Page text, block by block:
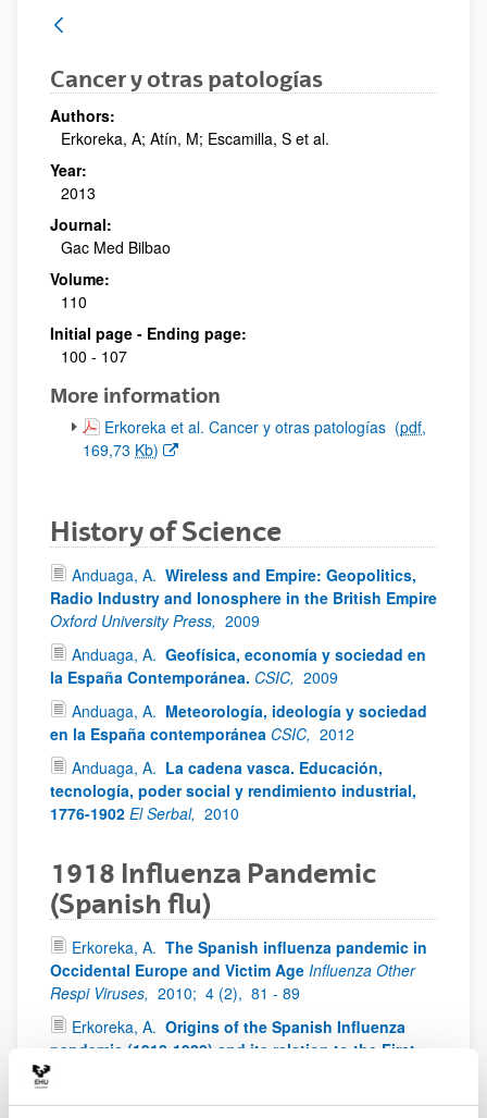
Cancer y otras patologías
Authors:
Erkoreka, A; Atín, M; Escamilla, S et al.
Year:
2013
Journal:
Gac Med Bilbao
Volume:
110
Initial page - Ending page:
100 - 107
More information
(Opens New Window)
Erkoreka et al. Cancer y otras patologías (pdf,
169,73 Kb)
History of Science
Anduaga, A. Wireless and Empire: Geopolitics,
Radio Industry and Ionosphere in the British Empire
Oxford University Press, 2009
Anduaga, A. Geofísica, economía y sociedad en
la España Contemporánea. CSIC, 2009
Anduaga, A. Meteorología, ideología y sociedad
en la España contemporánea CSIC, 2012
Anduaga, A. La cadena vasca. Educación,
tecnología, poder social y rendimiento industrial,
1776-1902 El Serbal, 2010
1918 Influenza Pandemic
(Spanish flu)
Erkoreka, A. The Spanish influenza pandemic in
Occidental Europe and Victim Age Influenza Other
Respi Viruses, 2010; 4 (2), 81 - 89
Erkoreka, A. Origins of the Spanish Influenza
pandemic (1918-1920) and its relation to the First
World War.
Erkoreka, A. Spanish Influenza in the Heart of